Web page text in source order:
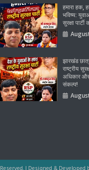
हमारा हक,
भविष्य:
सुरक्षा
झारखंड
राष्ट्रीय
अधिकार और
संकल्प!